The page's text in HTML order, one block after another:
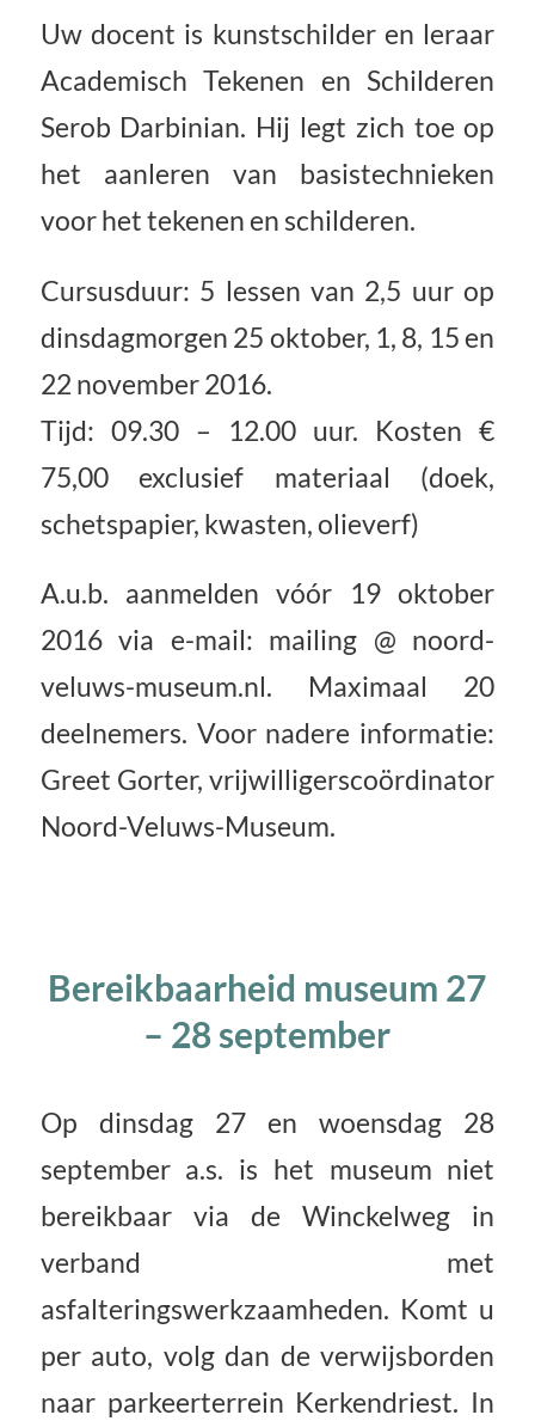
Uw docent is kunstschilder en leraar
Academisch Tekenen en Schilderen
Serob Darbinian. Hij legt zich toe op
het aanleren van basistechnieken
voor het tekenen en schilderen.
Cursusduur: 5 lessen van 2,5 uur op
dinsdagmorgen 25 oktober, 1, 8, 15 en
22 november 2016.
Tijd: 09.30 – 12.00 uur. Kosten €
75,00 exclusief materiaal (doek,
schetspapier, kwasten, olieverf)
A.u.b. aanmelden vóór 19 oktober
2016 via e-mail: mailing @ noord-
veluws-museum.nl. Maximaal 20
deelnemers. Voor nadere informatie:
Greet Gorter, vrijwilligerscoördinator
Noord-Veluws-Museum.
Bereikbaarheid museum 27
– 28 september
Op dinsdag 27 en woensdag 28
september a.s. is het museum niet
bereikbaar via de Winckelweg in
verband met
asfalteringswerkzaamheden. Komt u
per auto, volg dan de verwijsborden
naar parkeerterrein Kerkendriest. In